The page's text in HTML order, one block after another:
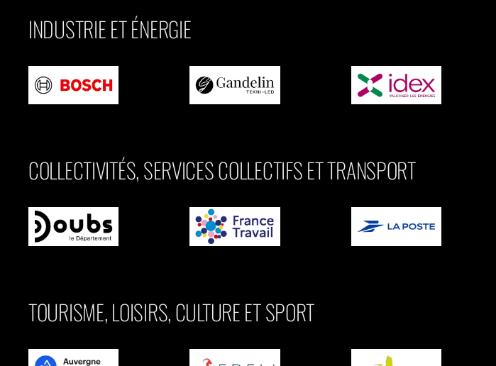
INDUSTRIE ET ÉNERGIE
COLLECTIVITÉS, SERVICES COLLECTIFS ET TRANSPORT
TOURISME, LOISIRS, CULTURE ET SPORT